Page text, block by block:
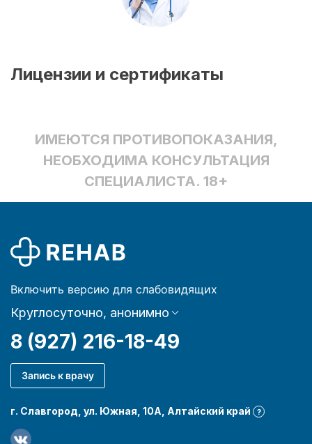
Лицензии и сертификаты
ИМЕЮТСЯ ПРОТИВОПОКАЗАНИЯ,
НЕОБХОДИМА КОНСУЛЬТАЦИЯ
СПЕЦИАЛИСТА. 18+
Включить версию для слабовидящих
Круглосуточно, анонимно
8 (927) 216-18-49
Запись к врачу
г. Славгород, ул. Южная, 10А, Алтайский край ?